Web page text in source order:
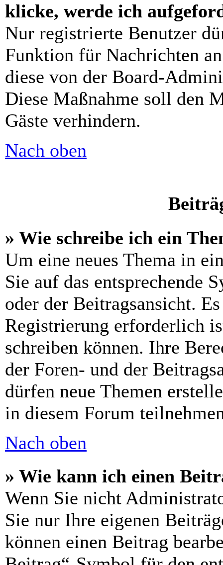
klicke, werde ich
Nur registrierte Benutzer
Funktion für Nachrichten
diese von der Board-
Diese Maßnahme soll den
Gäste verhindern.
Nach oben
» Wie schreibe ich ein
Um eine neues Thema in
Sie auf das entsprechende
oder der Beitragsansicht.
Registrierung erforderlich
schreiben können. Ihre
der Foren- und der
dürfen neue Themen
in diesem Forum
Nach oben
» Wie kann ich einen
Wenn Sie nicht
Sie nur Ihre eigenen
können einen Beitrag